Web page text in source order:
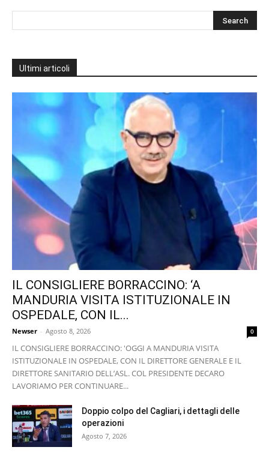
Ultimi articoli
IL CONSIGLIERE BORRACCINO: ‘A
MANDURIA VISITA ISTITUZIONALE IN
OSPEDALE, CON IL...
Newser - Agosto 8, 2026 0
IL CONSIGLIERE BORRACCINO: 'OGGI A MANDURIA VISITA
ISTITUZIONALE IN OSPEDALE, CON IL DIRETTORE GENERALE E IL
DIRETTORE SANITARIO DELL’ASL. COL PRESIDENTE DECARO
LAVORIAMO PER CONTINUARE...
Doppio colpo del Cagliari, i dettagli delle
operazioni
Agosto 7, 2026